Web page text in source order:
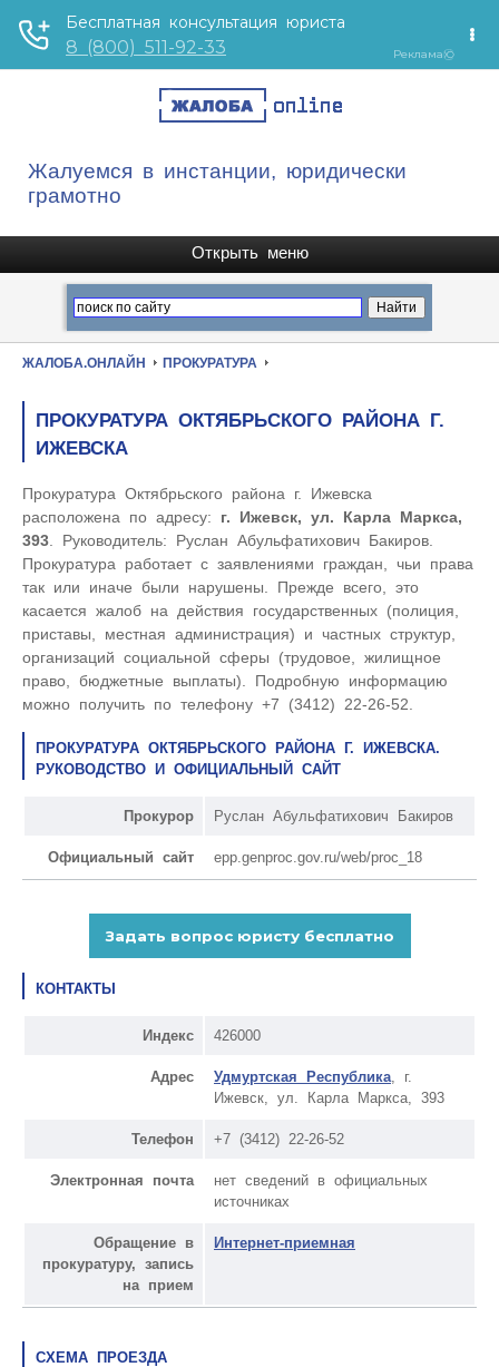
Жалуемся в инстанции, юридически
грамотно
ЖАЛОБА.ОНЛАЙН ПРОКУРАТУРА
ПРОКУРАТУРА ОКТЯБРЬСКОГО РАЙОНА Г.
ИЖЕВСКА
Прокуратура Октябрьского района г. Ижевска
расположена по адресу: г. Ижевск, ул. Карла Маркса,
393 . Руководитель: Руслан Абульфатихович Бакиров.
Прокуратура работает с заявлениями граждан, чьи права
так или иначе были нарушены. Прежде всего, это
касается жалоб на действия государственных (полиция,
приставы, местная администрация) и частных структур,
организаций социальной сферы (трудовое, жилищное
право, бюджетные выплаты). Подробную информацию
можно получить по телефону +7 (3412) 22-26-52.
ПРОКУРАТУРА ОКТЯБРЬСКОГО РАЙОНА Г. ИЖЕВСКА.
РУКОВОДСТВО И ОФИЦИАЛЬНЫЙ САЙТ
Прокурор Руслан Абульфатихович Бакиров
Официальный сайт epp.genproc.gov.ru/web/proc_18
КОНТАКТЫ
Индекс 426000
Адрес Удмуртская Республика , г.
Ижевск, ул. Карла Маркса, 393
Телефон +7 (3412) 22-26-52
Электронная почта
нет сведений в официальных
источниках
Обращение в
прокуратуру, запись
на прием
Интернет-приемная
СХЕМА ПРОЕЗДА